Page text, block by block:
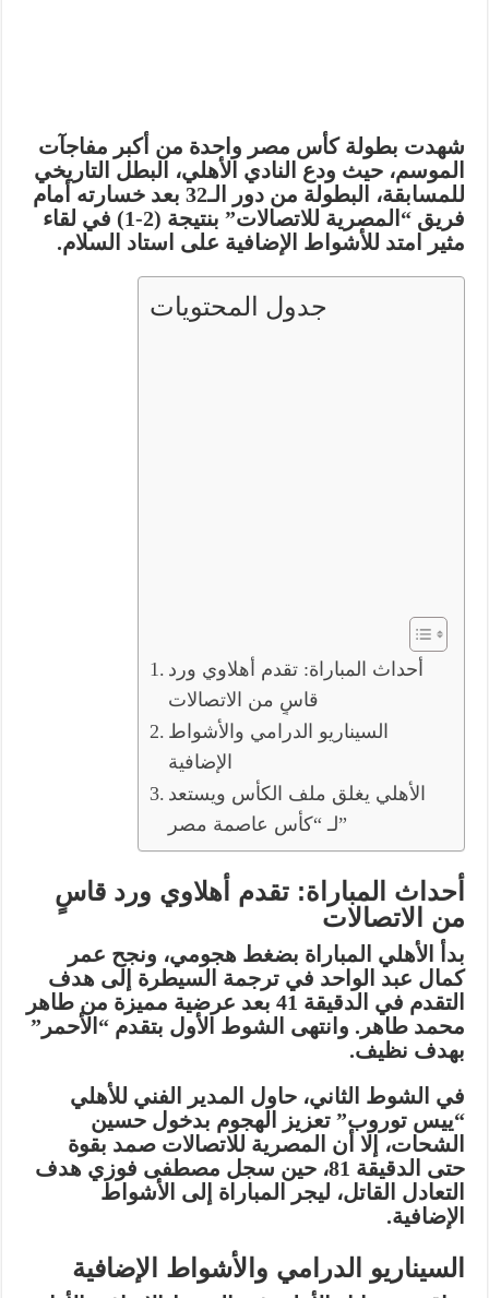
شهدت بطولة كأس مصر واحدة من أكبر مفاجآت
الموسم، حيث ودع النادي الأهلي، البطل التاريخي
للمسابقة، البطولة من دور الـ32 بعد خسارته أمام
فريق “المصرية للاتصالات” بنتيجة (2-1) في لقاء
مثير امتد للأشواط الإضافية على استاد السلام.
جدول المحتويات
أحداث المباراة: تقدم أهلاوي ورد
قاسٍ من الاتصالات
السيناريو الدرامي والأشواط
الإضافية
الأهلي يغلق ملف الكأس ويستعد
لـ “كأس عاصمة مصر”
أحداث المباراة: تقدم أهلاوي ورد قاسٍ
من الاتصالات
بدأ الأهلي المباراة بضغط هجومي، ونجح عمر
كمال عبد الواحد في ترجمة السيطرة إلى هدف
التقدم في الدقيقة 41 بعد عرضية مميزة من طاهر
محمد طاهر. وانتهى الشوط الأول بتقدم “الأحمر”
بهدف نظيف.
في الشوط الثاني، حاول المدير الفني للأهلي
“ييس توروب” تعزيز الهجوم بدخول حسين
الشحات، إلا أن المصرية للاتصالات صمد بقوة
حتى الدقيقة 81، حين سجل
مصطفى فوزي هدف
التعادل القاتل، ليجر المباراة إلى الأشواط
الإضافية.
السيناريو الدرامي والأشواط الإضافية